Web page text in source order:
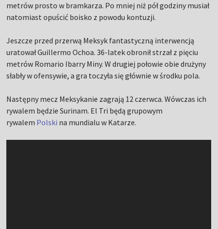
metrów prosto w bramkarza. Po mniej niż pół godziny musiał
natomiast opuścić boisko z powodu kontuzji.
Jeszcze przed przerwą Meksyk fantastyczną interwencją
uratował Guillermo Ochoa. 36-latek obronił strzał z pięciu
metrów Romario Ibarry Miny. W drugiej połowie obie drużyny
słabły w ofensywie, a gra toczyła się głównie w środku pola.
Następny mecz Meksykanie zagrają 12 czerwca. Wówczas ich
rywalem będzie Surinam. El Tri będą grupowym
rywalem Polski na mundialu w Katarze.